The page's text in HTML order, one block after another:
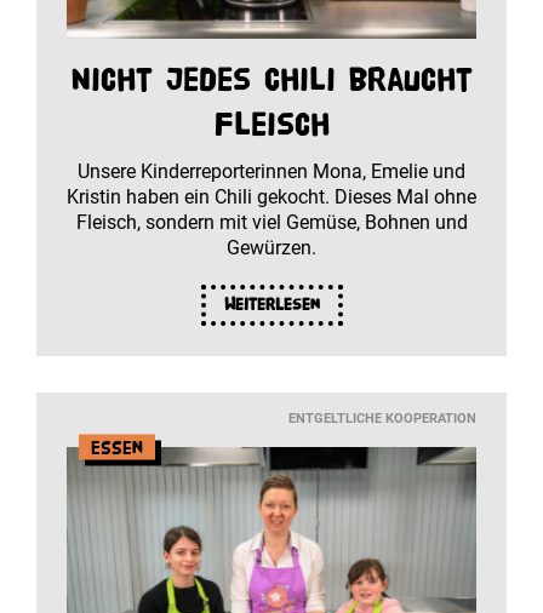
Nicht jedes Chili braucht
Fleisch
Unsere Kinderreporterinnen Mona, Emelie und
Kristin haben ein Chili gekocht. Dieses Mal ohne
Fleisch, sondern mit viel Gemüse, Bohnen und
Gewürzen.
Weiterlesen
ENTGELTLICHE KOOPERATION
Essen